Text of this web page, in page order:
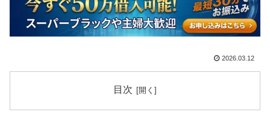
2026.03.12
目次